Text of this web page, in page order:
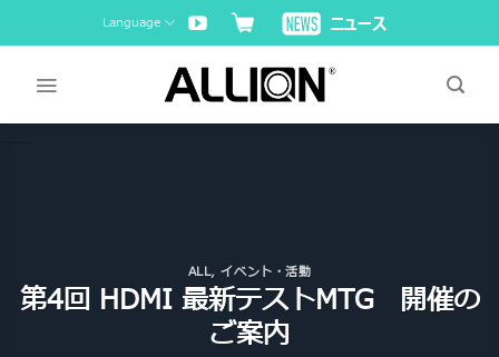
to
Language
ALL,イベント・活動
第4回 HDMI 最新テストMTG 開催の
ご案内